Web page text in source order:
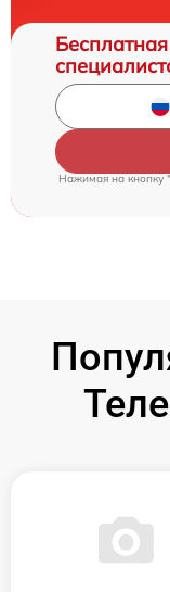
Нажимая на кнопку